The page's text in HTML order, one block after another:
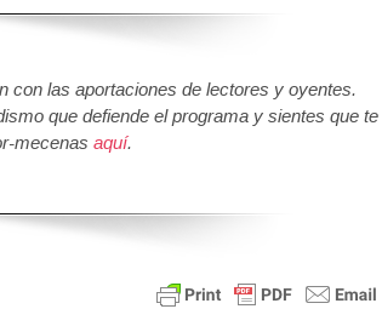
con las aportaciones de lectores y oyentes.
que defiende el programa y sientes que te
mecenas aquí.